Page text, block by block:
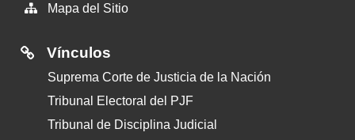
apoyo
Mapa del Sitio
Vínculos
Suprema Corte de Justicia de la Nación
Tribunal Electoral del PJF
Tribunal de Disciplina Judicial